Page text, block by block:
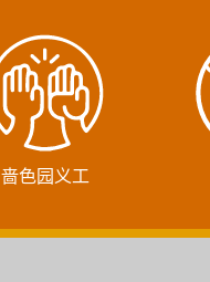
啬色园义工